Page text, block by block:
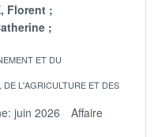
Florent
ET DU
L'AGRICULTURE ET DES
juin 2026
Affaire